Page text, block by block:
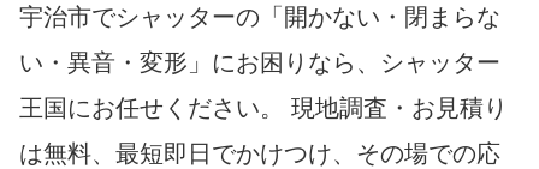
宇治市でシャッターの「開かない・閉まらな
い・異音・変形」にお困りなら、シャッター
王国にお任せください。 現地調査・お見積り
は無料、最短即日でかけつけ、その場での応